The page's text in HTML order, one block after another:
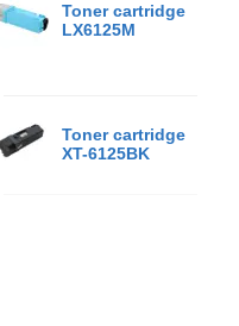
Toner cartridge
LX6125M
Toner cartridge
XT-6125BK